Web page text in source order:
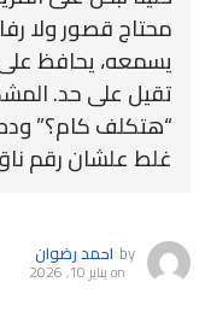
محتاج قصور ولا
يسمعه، يحافظ
تقيل على حد.
“هتكلف كام؟” وده
غلط علشان رقم
by احمد رضوان
onيناير 10, 2026